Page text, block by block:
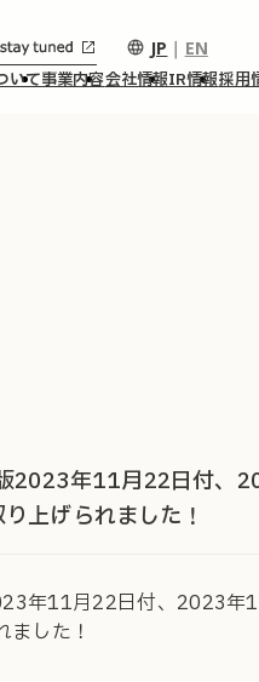
JP ｜ EN
いて事業内容会社情報IR情報採用
2023年11月22日付、
上げられました！
年11月22日付、2023年
した！